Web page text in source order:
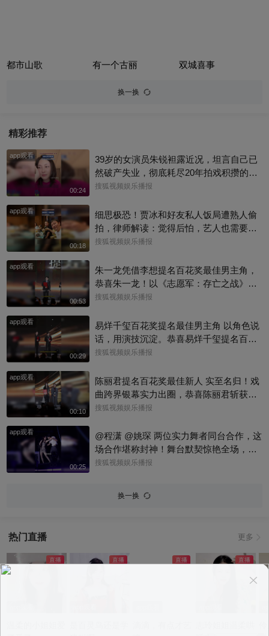
都市山歌 有一个古丽 双城喜事
换一换
精彩推荐
app观看
00:24
39岁的女演员朱锐袒露近况，坦言自己已
然破产失业，彻底耗尽20年拍戏积攒的全
部积蓄，日常生计只能依靠年迈母亲接
母亲索要2000元生活费度日。
搜狐视频娱乐播报
app观看
00:18
细思极恐！贾冰和好友私人饭局遭熟人偷
拍，律师解读：觉得后怕，艺人也需要私
人空间
搜狐视频娱乐播报
app观看
00:53
朱一龙凭借李想提名百花奖最佳男主角，
恭喜朱一龙！以《志愿军：存亡之战》李
想一角入围百花奖最佳男主，把志愿军战
致，实力收获认可#百花奖 #朱一龙
搜狐视频娱乐播报
app观看
00:29
易烊千玺百花奖提名最佳男主角 以角色说
话，用演技沉淀。恭喜易烊千玺提名百花
奖最佳男主角，每一次荧幕演绎都看得见
搜狐视频娱乐播报
app观看
00:10
陈丽君提名百花奖最佳新人 实至名归！戏
曲跨界银幕实力出圈，恭喜陈丽君斩获百
花奖最佳新人提名～#陈丽君 #百花奖
搜狐视频娱乐播报
app观看
00:25
@程潇 @姚琛 两位实力舞者同台合作，这
场合作堪称封神！舞台默契惊艳全场，妥
妥的神仙联动！@明星狐 @KPOP狐 @小
搜狐视频娱乐播报
换一换
热门直播 更多